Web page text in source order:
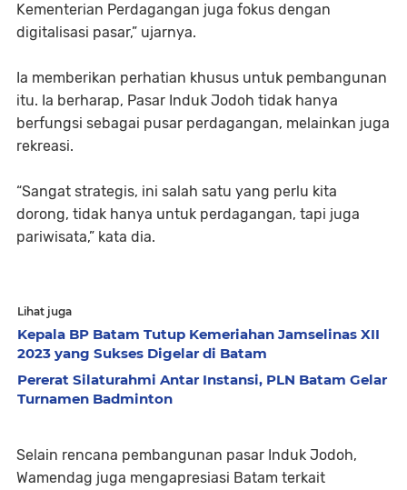
Kementerian Perdagangan juga fokus dengan
digitalisasi pasar,” ujarnya.
Ia memberikan perhatian khusus untuk pembangunan
itu. Ia berharap, Pasar Induk Jodoh tidak hanya
berfungsi sebagai pusar perdagangan, melainkan juga
rekreasi.
“Sangat strategis, ini salah satu yang perlu kita
dorong, tidak hanya untuk perdagangan, tapi juga
pariwisata,” kata dia.
Lihat juga
Kepala BP Batam Tutup Kemeriahan Jamselinas XII
2023 yang Sukses Digelar di Batam
Pererat Silaturahmi Antar Instansi, PLN Batam Gelar
Turnamen Badminton
Selain rencana pembangunan pasar Induk Jodoh,
Wamendag juga mengapresiasi Batam terkait